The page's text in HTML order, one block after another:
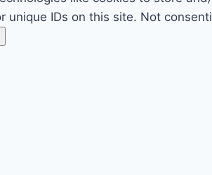
unique IDs on this site. Not